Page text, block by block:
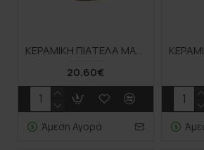
ΚΕΡΑΜΙΚH ΠΙΑΤΕΛΑ ΜΑΥΡΟ/ΧΡΥΣΟ ΟΜΠΡΕ ΕΦΕ ΣΤΡΟΓΓΥΛΗ - Φ29.2cm 3/24ΚΙΒ
20.60€
Άμεση Αγορά